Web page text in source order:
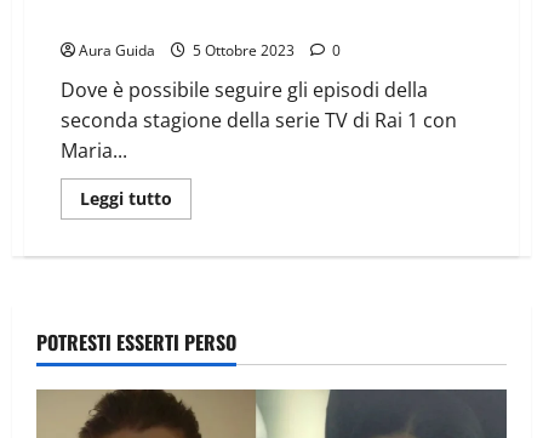
Aura Guida 5 Ottobre 2023 0
Dove è possibile seguire gli episodi della
seconda stagione della serie TV di Rai 1 con
Maria...
Leggi tutto
POTRESTI ESSERTI PERSO